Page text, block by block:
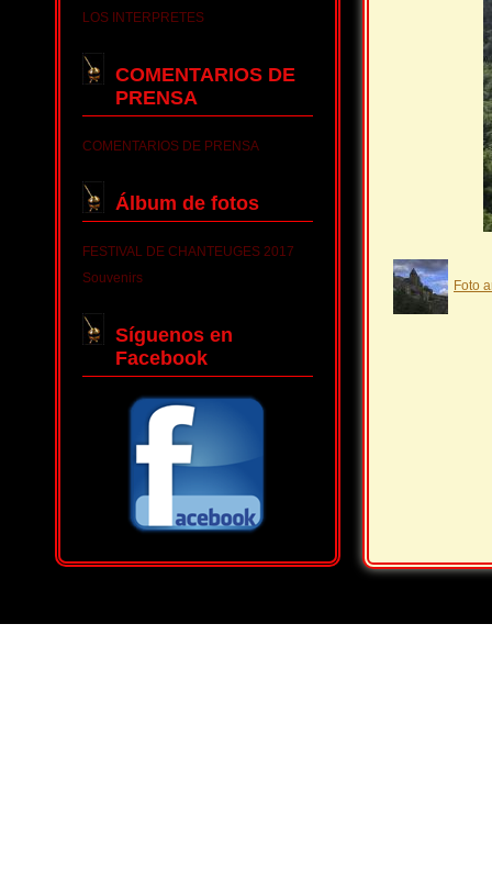
LOS INTERPRETES
COMENTARIOS DE
PRENSA
COMENTARIOS DE PRENSA
Álbum de fotos
FESTIVAL DE CHANTEUGES 2017
Souvenirs
Síguenos en
Facebook
Foto